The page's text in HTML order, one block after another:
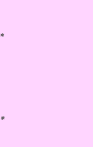
*
*